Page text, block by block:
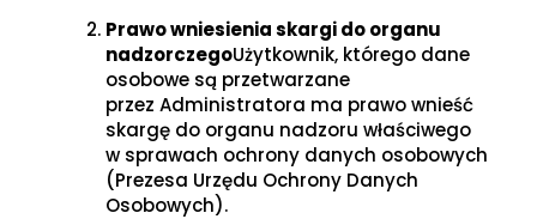
Prawo wniesienia skargi do organu
nadzorczegoUżytkownik, którego dane
osobowe są przetwarzane
przez Administratora ma prawo wnieść
skargę do organu nadzoru właściwego
w sprawach ochrony danych osobowych
(Prezesa Urzędu Ochrony Danych
Osobowych).